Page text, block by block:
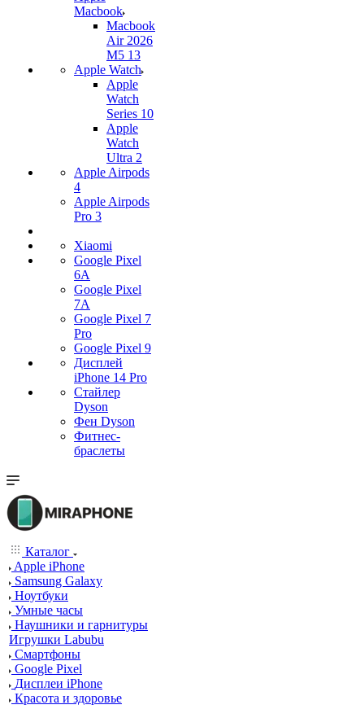
Macbook
Macbook
Air 2026
M5 13
Apple Watch
Apple
Watch
Series 10
Apple
Watch
Ultra 2
Apple Airpods
4
Apple Airpods
Pro 3
Xiaomi
Google Pixel
6A
Google Pixel
7А
Google Pixel 7
Pro
Google Pixel 9
Дисплей
iPhone 14 Pro
Стайлер
Dyson
Фен Dyson
Фитнес-
браслеты
Каталог
Apple iPhone
Samsung Galaxy
Ноутбуки
Умные часы
Наушники и гарнитуры
Игрушки Labubu
Смартфоны
Google Pixel
Дисплеи iPhone
Красота и здоровье